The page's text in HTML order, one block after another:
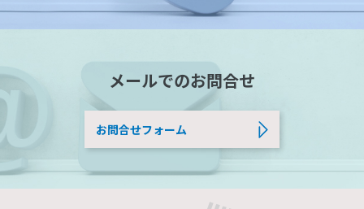
メールでのお問合せ
お問合せフォーム